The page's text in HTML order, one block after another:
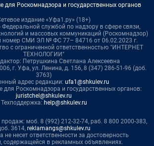
для Роскомнадзора и государственных органов
издание «Уфа1.ру» (18+)
Федеральной службой по надзору в сфере связи,
и массовых коммуникаций (Роскомнадзор)
номер СМИ ЭЛ № ФС 77– 84716 от 06.02.2023 г.
с ограниченной ответственностью "ИНТЕРНЕТ
ТЕХНОЛОГИИ"
Петрушкина Светлана Алексеевна
г. Уфа, ул. Ленина, д. 156, 8 (347) 286-51-96 (доб.
3763)
адрес редакции: ufa1@shkulev.ru
для Роскомнадзора и государственных органов:
juristchel@shkulev.ru
Техподдержка: help@shkulev.ru
моб. 8 (992) 212-32-74, раб. 8 800 2000-383,
3614, reklamangs@shkulev.ru
не несет ответственности за достоверность
содержащейся в рекламных объявлениях.